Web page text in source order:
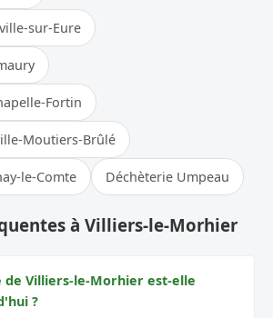
sur-Eure
Fortin
Moutiers-Brûlé
le-Comte Déchèterie Umpeau
à Villiers-le-Morhier
de Villiers-le-Morhier est-elle
?